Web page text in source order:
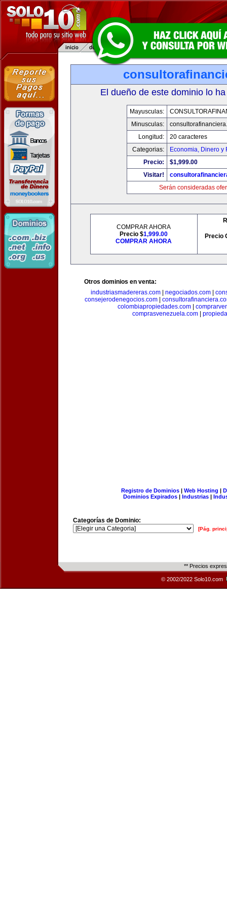
El dueño de este dominio lo
Mayusculas:
Minusculas:
Longitud:
20 caracteres
Categorias:
Economia, Dinero y
Precio:
$1,999.00
Visitar!
Serán consideradas
COMPRAR AHORA
Precio $1,999.00
COMPRAR AHORA
Precio
Otros dominios en venta:
industriasmadereras.com
negociados.com
consejerodenegocios.com
colombiapropiedades.com|
comprasvenezuela.com|
Registro de Dominios| Web Hosting |
Dominios Expirados | Industrias |
Categorías de Dominio:
[Pág.
** Precios
© 2002/2022 Solo10.com